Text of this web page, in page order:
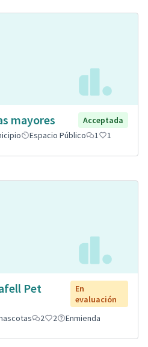
mayores
Acceptada
Espacio Público 1 1
Pet
En
evaluación
2 2 Enmienda